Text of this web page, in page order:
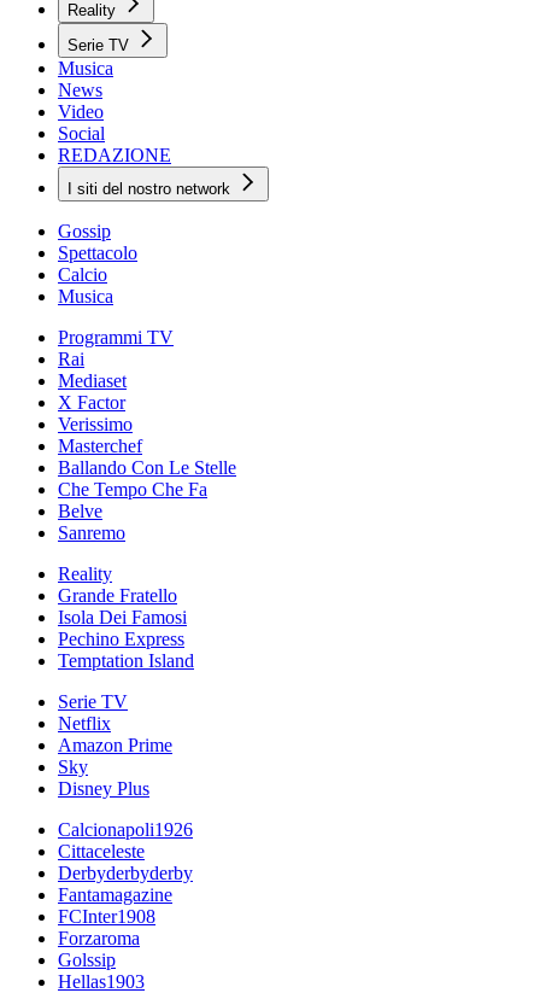
Reality
Serie TV
Musica
News
Video
Social
REDAZIONE
I siti del nostro network
Gossip
Spettacolo
Calcio
Musica
Programmi TV
Rai
Mediaset
X Factor
Verissimo
Masterchef
Ballando Con Le Stelle
Che Tempo Che Fa
Belve
Sanremo
Reality
Grande Fratello
Isola Dei Famosi
Pechino Express
Temptation Island
Serie TV
Netflix
Amazon Prime
Sky
Disney Plus
Calcionapoli1926
Cittaceleste
Derbyderbyderby
Fantamagazine
FCInter1908
Forzaroma
Golssip
Hellas1903